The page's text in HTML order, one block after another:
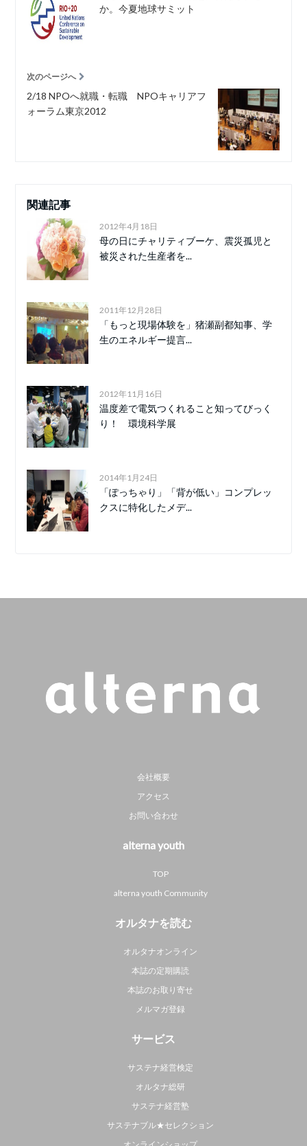
か。今夏地球サミット
次のページへ
2/18 NPOへ就職・転職 NPOキャリアフ
ォーラム東京2012
関連記事
2012年4月18日
母の日にチャリティブーケ、震災孤児と
被災された生産者を...
2011年12月28日
「もっと現場体験を」猪瀬副都知事、学
生のエネルギー提言...
2012年11月16日
温度差で電気つくれること知ってびっく
り！ 環境科学展
2014年1月24日
「ぽっちゃり」「背が低い」コンプレッ
クスに特化したメデ...
会社概要
アクセス
お問い合わせ
alterna youth
TOP
alterna youth Community
オルタナを読む
オルタナオンライン
本誌の定期購読
本誌のお取り寄せ
メルマガ登録
サービス
サステナ経営検定
オルタナ総研
サステナ経営塾
サステナブル★セレクション